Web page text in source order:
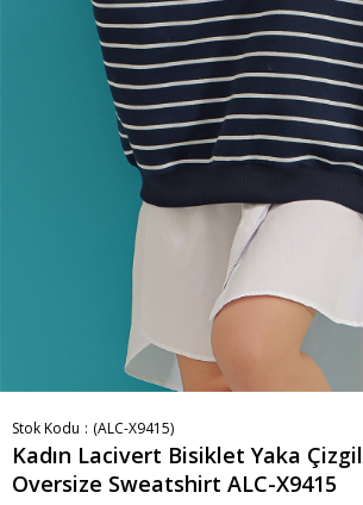
Stok Kodu (ALC-X9415)
Kadın Lacivert Bisiklet Yaka
Oversize Sweatshirt ALC-X9415